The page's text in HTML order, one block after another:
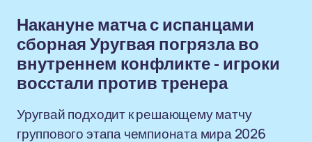
Накануне матча с испанцами
сборная Уругвая погрязла во
внутреннем конфликте - игроки
восстали против тренера
Уругвай подходит к решающему матчу
группового этапа чемпионата мира 2026